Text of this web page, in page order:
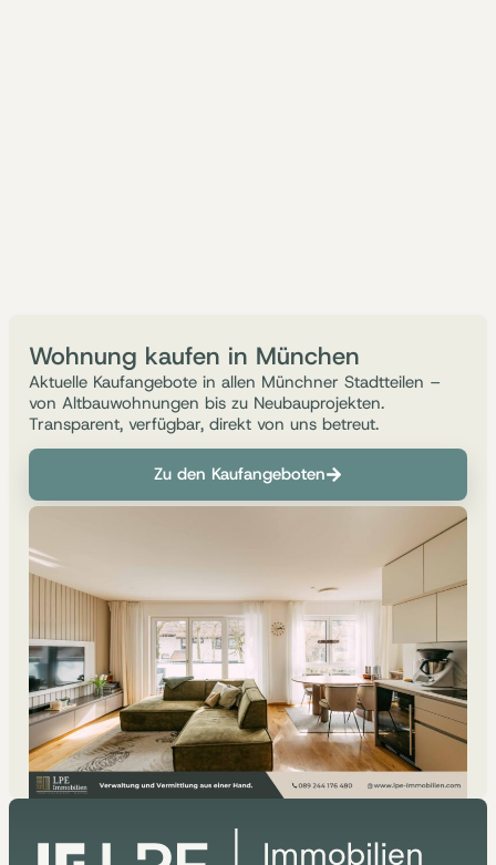
Wohnung kaufen in München
Aktuelle Kaufangebote in allen Münchner Stadtteilen –
von Altbauwohnungen bis zu Neubauprojekten.
Transparent, verfügbar, direkt von uns betreut.
Zu den Kaufangeboten